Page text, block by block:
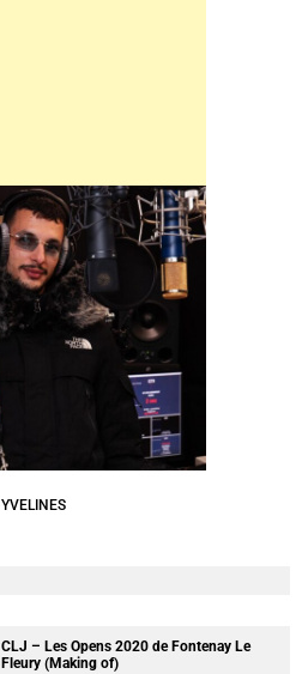
YVELINES
CLJ – Les Opens 2020 de Fontenay Le
Fleury (Making of)